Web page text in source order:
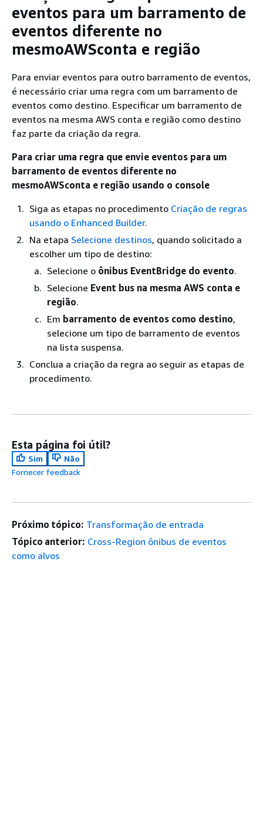
eventos para um barramento de
eventos diferente no
mesmoAWSconta e região
Para enviar eventos para outro barramento de eventos,
é necessário criar uma regra com um barramento de
eventos como destino. Especificar um barramento de
eventos na mesma AWS conta e região como destino
faz parte da criação da regra.
Para criar uma regra que envie eventos para um
barramento de eventos diferente no
mesmoAWSconta e região usando o console
Siga as etapas no procedimento Criação de regras
usando o Enhanced Builder.
Na etapa Selecione destinos, quando solicitado a
escolher um tipo de destino:
Selecione o ônibus EventBridge do evento.
Selecione Event bus na mesma AWS conta e
região.
Em barramento de eventos como destino,
selecione um tipo de barramento de eventos
na lista suspensa.
Conclua a criação da regra ao seguir as etapas de
procedimento.
Esta página foi útil?
Sim
Não
Fornecer feedback
Próximo tópico: Transformação de entrada
Tópico anterior: Cross-Region ônibus de eventos
como alvos